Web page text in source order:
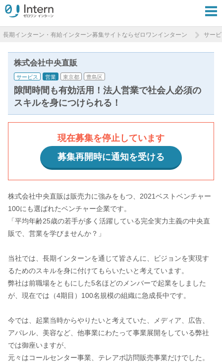
長期インターン・有給インターン募集サイトならゼロワンインターン サー
株式会社中央直販
サービス 営業 東京都 豊島区
隙間時間も有効活用！法人営業で社会人必須の
スキルを身につけられる！
現在募集を停止しています
募集再開時に通知を受ける
株式会社中央直販は販売力に強みをもつ、2021ベストベンチャー
100にも選ばれたベンチャー企業です。
「平均年齢25歳の若手が多く活躍している完全実力主義の中央直
販で、営業を学びませんか？」
当社では、長期インターンを通じて皆さんに、ビジョンを実現す
るためのスキルを身に付けてもらいたいと考えています。
弊社は前職場をともにした5名ほどのメンバーで起業をしました
が、現在では（4期目）100名規模の組織に急成長中です。
今では、起業当時からやりたいと考えていた、メディア、広告、
アパレル、美容など、他事業にわたって事業展開をしている弊社
では御座いますが、
元々はコールセンター事業、テレアポ訪問販売事業だけでした。